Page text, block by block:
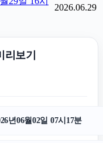
2026.06.29
보기
년06월02일 07시17분